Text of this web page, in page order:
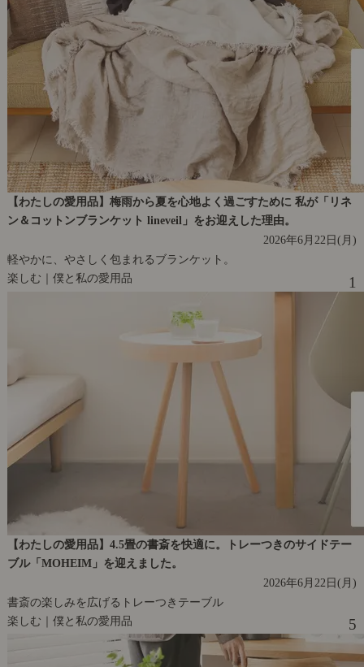
【わたしの愛用品】梅雨から夏を心地よく過ごすために 私が「リネ
ン＆コットンブランケット lineveil」をお迎えした理由。
2026年6月22日(月)
軽やかに、やさしく包まれるブランケット。
楽しむ｜僕と私の愛用品
1
【わたしの愛用品】4.5畳の書斎を快適に。トレーつきのサイドテー
ブル「MOHEIM」を迎えました。
2026年6月22日(月)
書斎の楽しみを広げるトレーつきテーブル
楽しむ｜僕と私の愛用品
5